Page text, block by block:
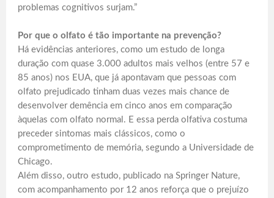
problemas cognitivos surjam.”
Por que o olfato é tão importante na prevenção?
Há evidências anteriores, como um estudo de longa
duração com quase 3.000 adultos mais velhos (entre 57 e
85 anos) nos EUA, que já apontavam que pessoas com
olfato prejudicado tinham duas vezes mais chance de
desenvolver demência em cinco anos em comparação
àquelas com olfato normal. E essa perda olfativa costuma
preceder sintomas mais clássicos, como o
comprometimento de memória, segundo a Universidade de
Chicago.
Além disso, outro estudo, publicado na Springer Nature,
com acompanhamento por 12 anos reforça que o prejuízo